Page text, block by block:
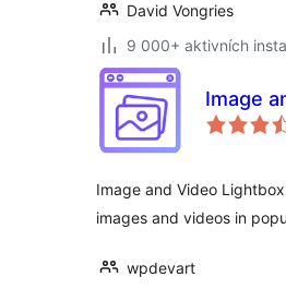
David Vongries
9 000+ aktivních
Image
Image and Video
images and videos in
wpdevart